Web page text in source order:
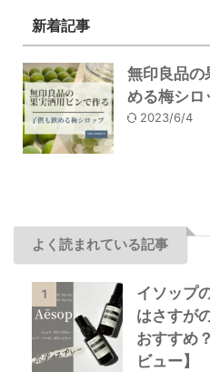
新着記事
無印良品の
める梅シロ
2023/6/4
よく読まれている記事
1
イソップ
はさすが
おすすめ
ビュー】